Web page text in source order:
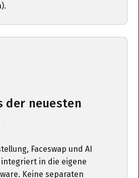
der neuesten
Faceswap und AI
in die eigene
Keine separaten